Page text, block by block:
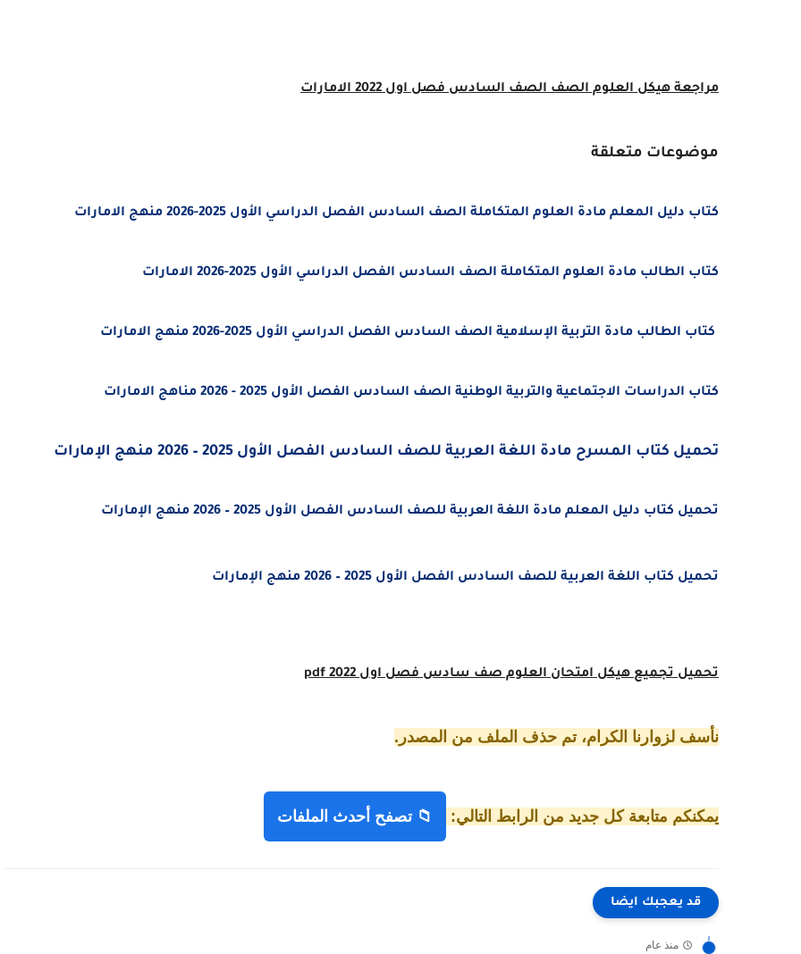
مراجعة هيكل العلوم الصفالصفالسادسفصل اول 2022 الامارات
موضوعات متعلقة
كتاب دليل المعلم مادة العلوم المتكاملة الصف السادس الفصل الدراسي الأول 2025-2026 منهج الامارات
كتاب الطالب مادة العلوم المتكاملة الصف السادس الفصل الدراسي الأول 2025-2026 الامارات
كتاب الطالب مادة التربية الإسلامية الصف السادس الفصل الدراسي الأول 2025-2026 منهج الامارات
كتاب الدراسات الاجتماعية والتربية الوطنية الصف السادس الفصل الأول 2025 - 2026 مناهج الامارات
تحميل كتاب المسرح مادة اللغة العربية للصف السادس الفصل الأول 2025 – 2026 منهج الإمارات
تحميل كتاب دليل المعلم مادة اللغة العربية للصف السادس الفصل الأول 2025 – 2026 منهج الإمارات
تحميل كتاب اللغة العربية للصف السادس الفصل الأول 2025 – 2026 منهج الإمارات
تحميل تجميع هيكل امتحان العلوم صف سادسفصل اول 2022 pdf
نأسف لزوارنا الكرام، تم حذف الملف من المصدر.
يمكنكم متابعة كل جديد من الرابط التالي: 📁 تصفح أحدث الملفات
قد يعجبك ايضا
منذ عام